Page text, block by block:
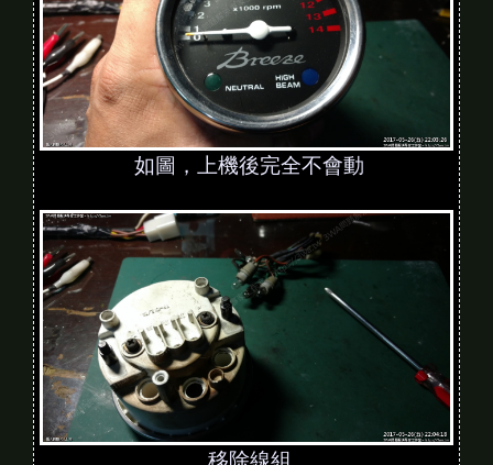
如圖，上機後完全不會動